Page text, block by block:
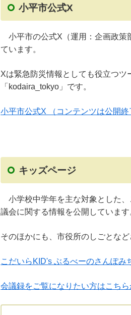
小平市公式X
小平市の公式X（運用：企画政策
ています。
Xは緊急防災情報としても役立つ
「kodaira_tokyo」です。
小平市公式X （コンテンツは公開終
キッズページ
小学校中学年を主な対象とした
議会に関する情報を公開しています
そのほかにも、市役所のしごとな
こだいらKID's ぶるべーのさんぽみ
会議録をご覧になりたい方はこちら